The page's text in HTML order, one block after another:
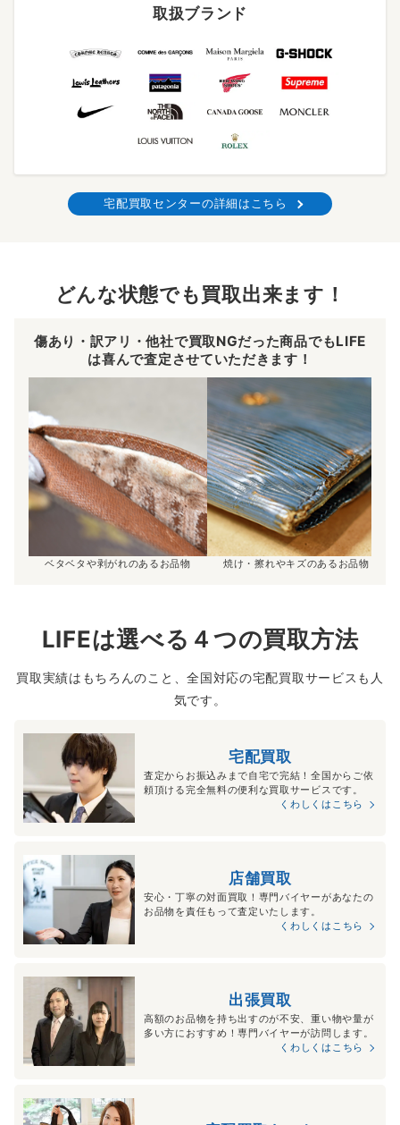
取扱ブランド
宅配買取センターの詳細はこちら
どんな状態でも買取出来ます！
傷あり・訳アリ・他社で買取NGだった商品でもLIFE
は喜んで査定させていただきます！
ベタベタや剥がれのあるお品物 焼け・擦れやキズのあるお品物
LIFEは選べる４つの買取方法
買取実績はもちろんのこと、全国対応の宅配買取サービスも人
気です。
宅配買取
査定からお振込みまで自宅で完結！全国からご依
頼頂ける完全無料の便利な買取サービスです。
くわしくはこちら
店舗買取
安心・丁寧の対面買取！専門バイヤーがあなたの
お品物を責任もって査定いたします。
くわしくはこちら
出張買取
高額のお品物を持ち出すのが不安、重い物や量が
多い方におすすめ！専門バイヤーが訪問します。
くわしくはこちら